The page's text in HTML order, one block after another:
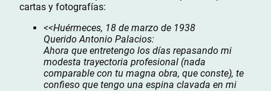
cartas y fotografías:
<<Huérmeces, 18 de marzo de 1938
Querido Antonio Palacios:
Ahora que entretengo los días repasando mi
modesta trayectoria profesional (nada
comparable con tu magna obra, que conste), te
confieso que tengo una espina clavada en mi